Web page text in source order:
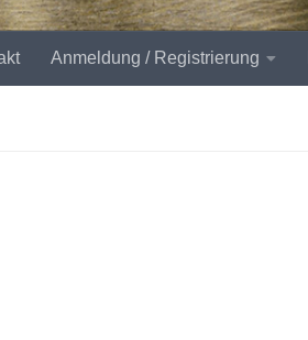
Anmeldung / Registrierung